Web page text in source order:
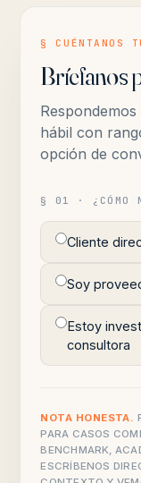
§ CUÉNTANOS
Bríefanos
hábil con
opción de
§ 01 · ¿CÓMO
Cliente
Soy
Estoy
consultora
NOTA HONESTA.
PARA CASOS
BENCHMARK,
ESCRÍBENOS